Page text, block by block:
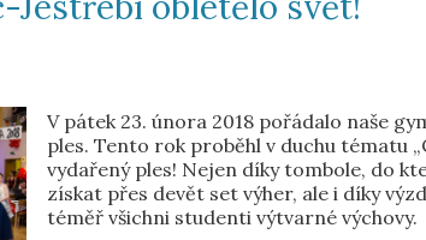
V pátek 23. února 2018 pořádalo naše
ples. Tento rok proběhl v duchu tématu
vydařený ples! Nejen díky tombole, do
získat přes devět set výher, ale i díky
téměř všichni studenti výtvarné výchovy.